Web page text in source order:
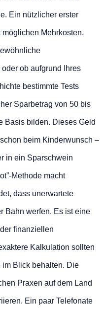
Ein nützlicher erster
Mehrkosten.
ob aufgrund Ihres
bestimmte Tests
Sparbetrag von 50 bis
Basis bilden. Dieses Geld
beim Kinderwunsch –
in ein Sparschwein
Methode macht
dass unerwartete
Bahn werfen. Es ist eine
finanziellen
Kalkulation sollten
Blick behalten. Die
Praxen auf dem Land
Ein paar Telefonate